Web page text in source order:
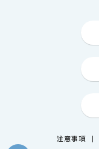
注意事項